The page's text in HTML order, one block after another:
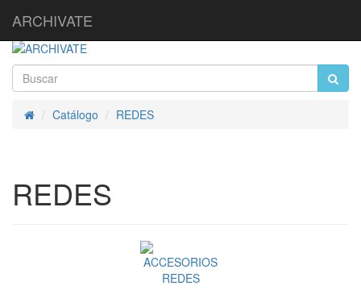
ARCHIVATE
InicioCatálogo REDES
REDES